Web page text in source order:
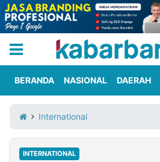
Iklan
Berita
Kami
BERANDA NASIONAL DAERAH
International
INTERNATIONAL